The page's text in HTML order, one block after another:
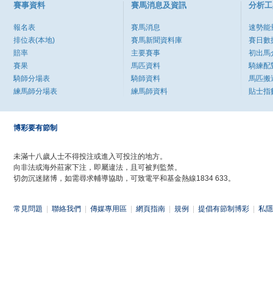
賽事資料
報名表
排位表(本地)
賠率
賽果
騎師分場表
練馬師分場表
賽馬消息及資訊
賽馬消息
賽馬新聞資料庫
主要賽事
馬匹資料
騎師資料
練馬師資料
分析
速勢能
賽日數
初出馬
騎練配
馬匹搬
貼士指
博彩要有節制
未滿十八歲人士不得投注或進入可投注的地方。
向非法或海外莊家下注，即屬違法，且可被判監禁。
切勿沉迷賭博，如需尋求輔導協助，可致電平和基金熱線1834 633。
常見問題 聯絡我們 傳媒專用區 網頁指南 規例 提倡有節制博彩 私